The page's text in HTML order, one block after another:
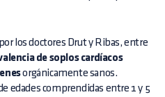
los doctores Drut y Ribas, entre
de soplos cardíacos
orgánicamente sanos.
edades comprendidas entre 1 y 5